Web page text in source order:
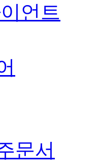
언트
문서